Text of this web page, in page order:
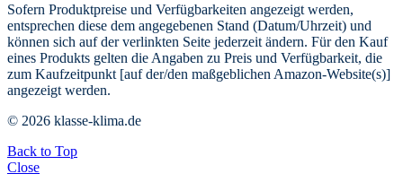
Sofern Produktpreise und Verfügbarkeiten angezeigt werden,
entsprechen diese dem angegebenen Stand (Datum/Uhrzeit) und
können sich auf der verlinkten Seite jederzeit ändern. Für den Kauf
eines Produkts gelten die Angaben zu Preis und Verfügbarkeit, die
zum Kaufzeitpunkt [auf der/den maßgeblichen Amazon-Website(s)]
angezeigt werden.
© 2026 klasse-klima.de
Back to Top
Close